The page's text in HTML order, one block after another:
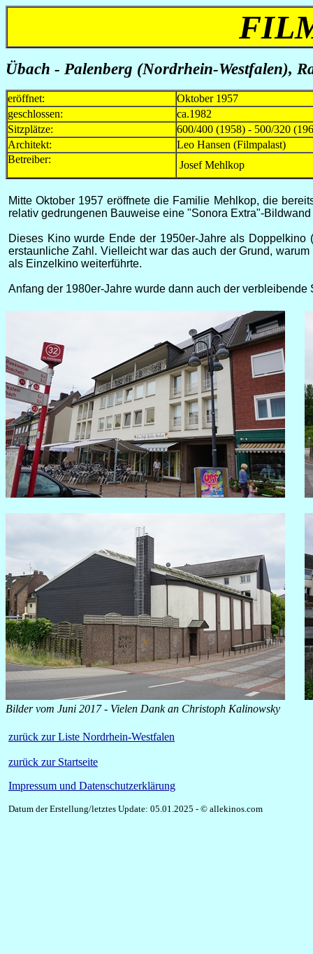
Übach - Palenberg (Nordrhein-Westfalen),
eröffnet:
Oktober 1957
geschlossen:
ca.1982
Sitzplätze:
600/400 (1958) - 500/320
Architekt:
Leo Hansen (Filmpalast)
Betreiber:
Josef Mehlkop
Mitte Oktober 1957 eröffnete die Familie Mehlkop, die
relativ gedrungenen Bauweise eine "Sonora Extra"-
Dieses Kino wurde Ende der 1950er-Jahre als
erstaunliche Zahl. Vielleicht war das auch der Grund,
als Einzelkino weiterführte.
Anfang der 1980er-Jahre wurde dann auch der
Bilder vom Juni 2017 - Vielen Dank an Christoph Kalinowsky
zurück zur Liste Nordrhein-Westfalen
zurück zur Startseite
Impressum und Datenschutzerklärung
Datum der Erstellung/letztes Update: 05.01.2025 - © allekinos.com